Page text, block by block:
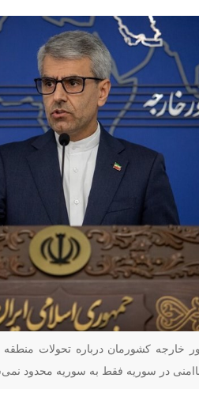
خارجه کشورمان درباره تحولات
در سوریه فقط به سوریه محدود